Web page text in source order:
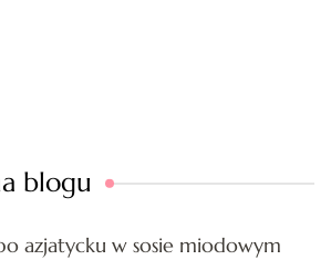
blogu
azjatycku w sosie miodowym